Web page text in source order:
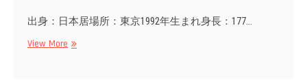
出身：日本居場所：東京1992年生まれ身長：177…
View More ナ